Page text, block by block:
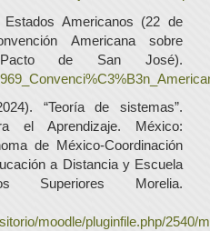
Americanos (22 de
Americana sobre
de San José).
“Teoría de sistemas”.
el Aprendizaje. México:
de México-Coordinación
a Distancia y Escuela
Superiores Morelia.
moodle/pluginfile.php/2540/